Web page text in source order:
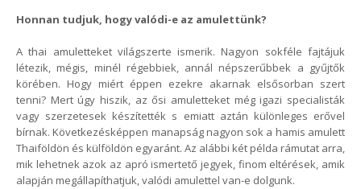
Honnan tudjuk, hogy valódi-e az amulettünk?
A thai amuletteket világszerte ismerik. Nagyon sokféle fajtájuk
létezik, mégis, minél régebbiek, annál népszerűbbek a gyűjtők
körében. Hogy miért éppen ezekre akarnak elsősorban szert
tenni? Mert úgy hiszik, az ősi amuletteket még igazi specialisták
vagy szerzetesek készítették s emiatt aztán különleges erővel
bírnak. Következésképpen manapság nagyon sok a hamis amulett
Thaiföldön és külföldön egyaránt. Az alábbi két példa rámutat arra,
mik lehetnek azok az apró ismertető jegyek, finom eltérések, amik
alapján megállapíthatjuk, valódi amulettel van-e dolgunk.